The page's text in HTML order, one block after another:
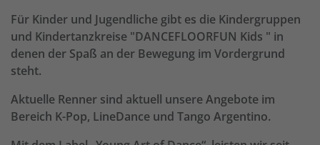
Für Kinder und Jugendliche gibt es die Kindergruppen
und Kindertanzkreise "DANCEFLOORFUN Kids " in
denen der Spaß an der Bewegung im Vordergrund
steht.
Aktuelle Renner sind aktuell unsere Angebote im
Bereich K-Pop, LineDance und Tango Argentino.